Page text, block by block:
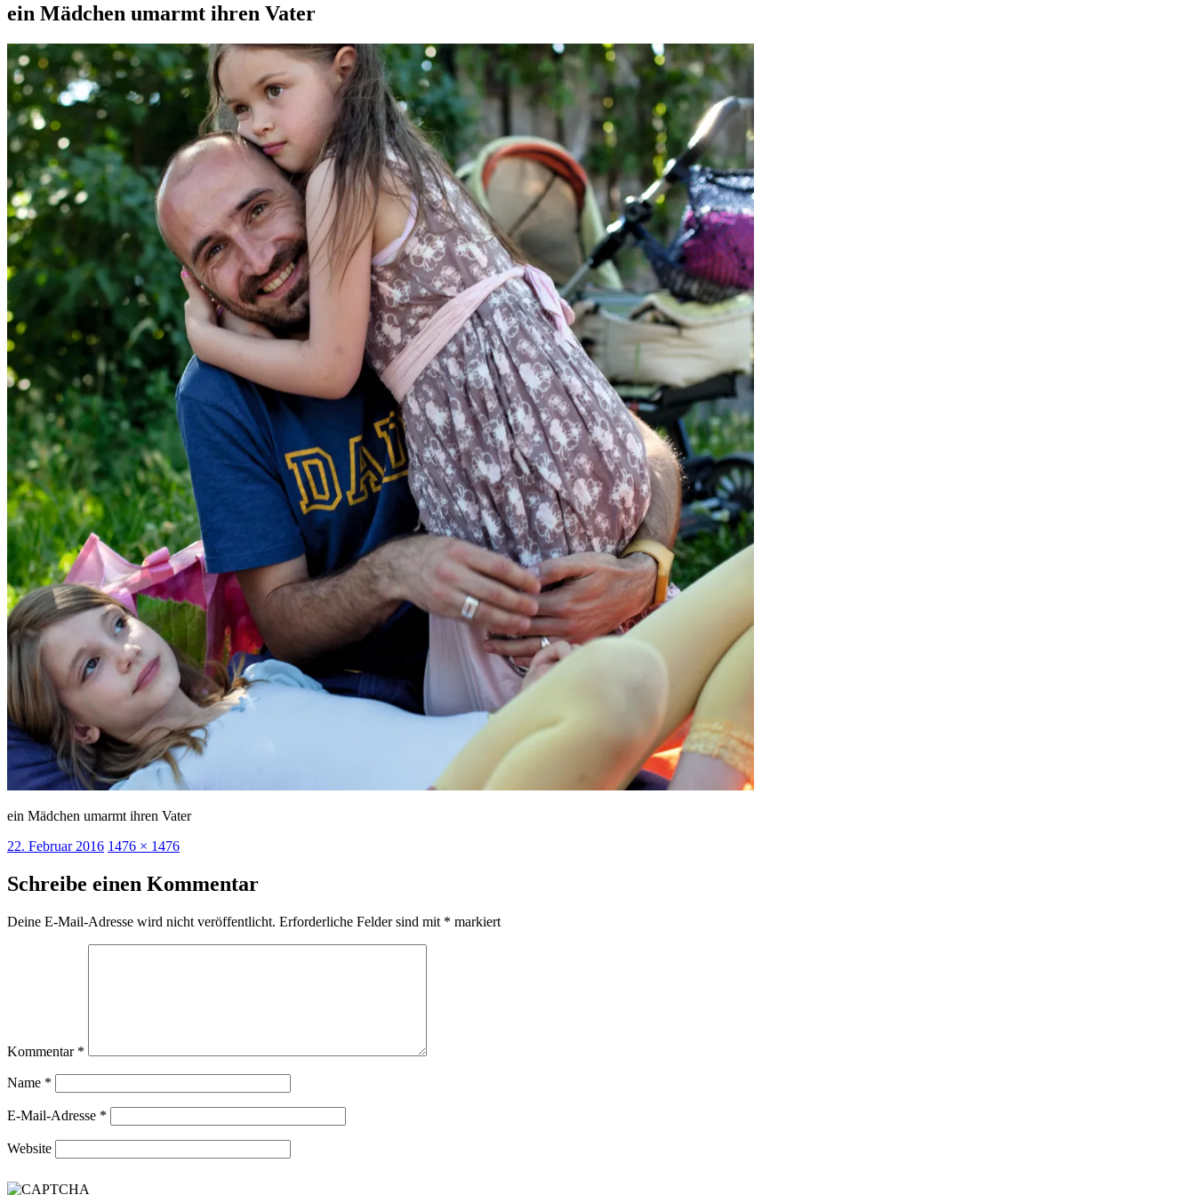
ein Mädchen umarmt ihren Vater
ein Mädchen umarmt ihren Vater
Veröffentlicht
22. Februar 2016 Originalgröße
1476 × 1476
Schreibe einen Kommentar
Deine E-Mail-Adresse wird nicht veröffentlicht. Erforderliche Felder sind mit * markiert
Kommentar *
Name *
E-Mail-Adresse *
Website